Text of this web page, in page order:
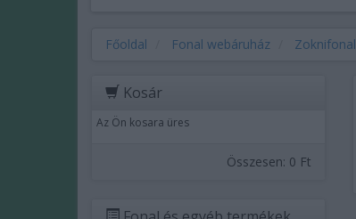
Főoldal Fonal webáruház Zoknifonal
Kosár
Az Ön kosara üres
Összesen: 0 Ft